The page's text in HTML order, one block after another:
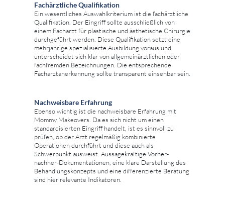
Fachärztliche Qualifikation
Ein wesentliches Auswahlkriterium ist die fachärztliche
Qualifikation. Der Eingriff sollte ausschließlich von
einem Facharzt für plastische und ästhetische Chirurgie
durchgeführt werden. Diese Qualifikation setzt eine
mehrjährige spezialisierte Ausbildung voraus und
unterscheidet sich klar von allgemeinärztlichen oder
fachfremden Bezeichnungen. Die entsprechende
Facharztanerkennung sollte transparent einsehbar sein.
Nachweisbare Erfahrung
Ebenso wichtig ist die nachweisbare Erfahrung mit
Mommy Makeovers. Da es sich nicht um einen
standardisierten Eingriff handelt, ist es sinnvoll zu
prüfen, ob der Arzt regelmäßig kombinierte
Operationen durchführt und diese auch als
Schwerpunkt ausweist. Aussagekräftige Vorher-
nachher-Dokumentationen, eine klare Darstellung des
Behandlungskonzepts und eine differenzierte Beratung
sind hier relevante Indikatoren.